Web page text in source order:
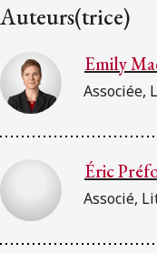
Auteurs(trice)
Emily
Associée,
Éric
Associé,